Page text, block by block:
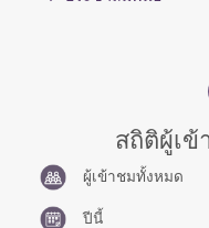
สถิติผู้เข้
ผู้เข้าชมทั้งหมด
ปีนี้